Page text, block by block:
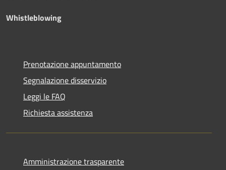
Whistleblowing
Prenotazione appuntamento
Segnalazione disservizio
Leggi le FAQ
Richiesta assistenza
Amministrazione trasparente